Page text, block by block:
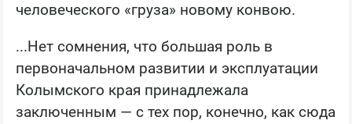
человеческого «груза» новому конвою.
...Нет сомнения, что большая роль в
первоначальном развитии и эксплуатации
Колымского края принадлежала
заключенным — с тех пор, конечно, как сюда